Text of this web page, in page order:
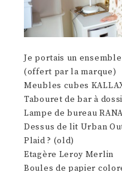
Je portais un
(offert par la marque)
Meubles cubes
Tabouret de bar à
Lampe de bureau
Dessus de lit Urban
Plaid ? (old)
Etagère Leroy Merlin
Boules de papier